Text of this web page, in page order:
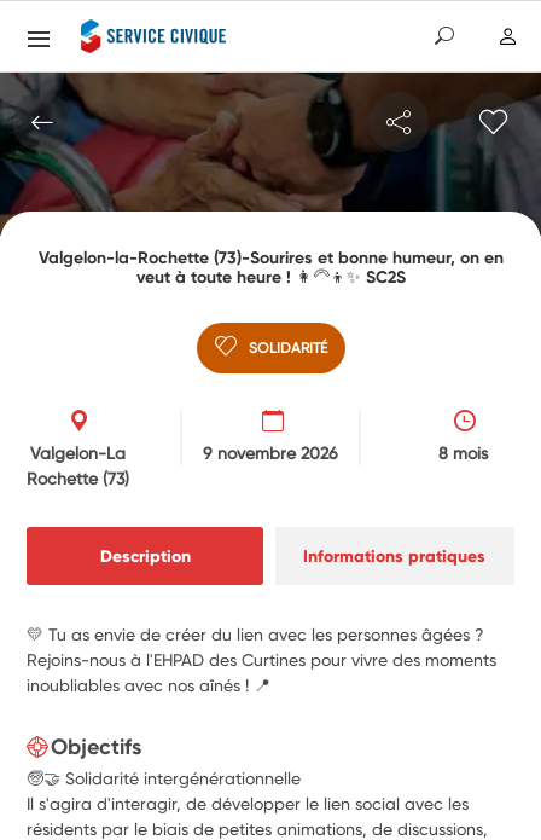
Valgelon-la-Rochette (73)-Sourires et bonne humeur, on en
veut à toute heure ! 👩‍🦳👦✨ SC2S
SOLIDARITÉ
Valgelon-La
Rochette(73)
9 novembre 2026 8 mois
Description Informations pratiques
💛 Tu as envie de créer du lien avec les personnes âgées ?
Rejoins-nous à l'EHPAD des Curtines pour vivre des moments
inoubliables avec nos aînés ! 📍
Objectifs
🧓🤝Solidarité intergénérationnelle
Il s'agira d'interagir, de développer le lien social avec les
résidents par le biais de petites animations, de discussions,